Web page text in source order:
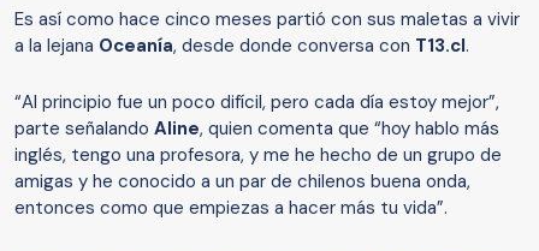
Es así como hace cinco meses partió con sus maletas a vivir
a la lejana Oceanía, desde donde conversa con T13.cl.
“Al principio fue un poco difícil, pero cada día estoy mejor”,
parte señalando Aline, quien comenta que “hoy hablo más
inglés, tengo una profesora, y me he hecho de un grupo de
amigas y he conocido a un par de chilenos buena onda,
entonces como que empiezas a hacer más tu vida”.